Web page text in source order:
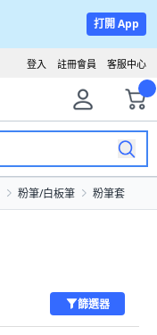
打開 App
客服中心
註冊會員
登入
粉筆/白板筆 粉筆套
篩選器